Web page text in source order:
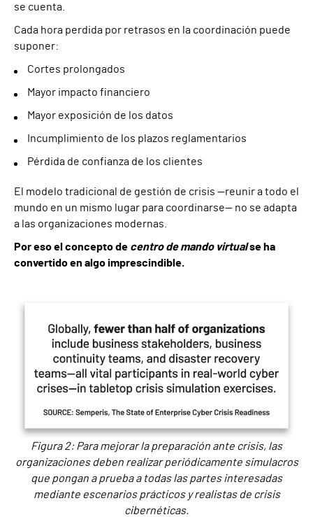
se cuenta.
Cada hora perdida por retrasos en la coordinación puede
suponer:
Cortes prolongados
Mayor impacto financiero
Mayor exposición de los datos
Incumplimiento de los plazos reglamentarios
Pérdida de confianza de los clientes
El modelo tradicional de gestión de crisis —reunir a todo el
mundo en un mismo lugar para coordinarse— no se adapta
a las organizaciones modernas.
Por eso el concepto de centro de mando virtualse ha
convertido en algo imprescindible.
Figura 2: Para mejorar la preparación ante crisis, las
organizaciones deben realizar periódicamente simulacros
que pongan a prueba a todas las partes interesadas
mediante escenarios prácticos y realistas de crisis
cibernéticas.